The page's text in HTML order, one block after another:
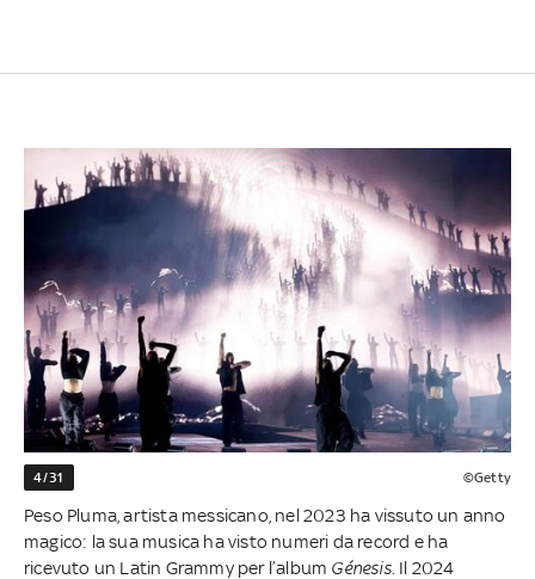
4/31 ©Getty
Peso Pluma, artista messicano, nel 2023 ha vissuto un anno
magico: la sua musica ha visto numeri da record e ha
ricevuto un Latin Grammy per l’album Génesis. Il 2024